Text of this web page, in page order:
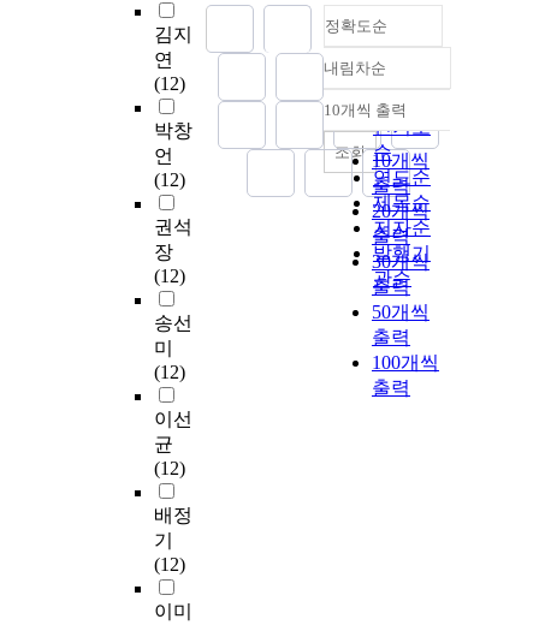
김지
연
(12)
박창
언
(12)
권석
장
(12)
송선
미
(12)
이선
균
(12)
배정
기
(12)
이미
정확도순
정확도
순
인기도
순
연도순
제목순
저자순
발행기
관순
내림차순
내림차순
10개씩 출력
10개씩
출력
20개씩
출력
30개씩
출력
50개씩
출력
100개씩
출력
조회